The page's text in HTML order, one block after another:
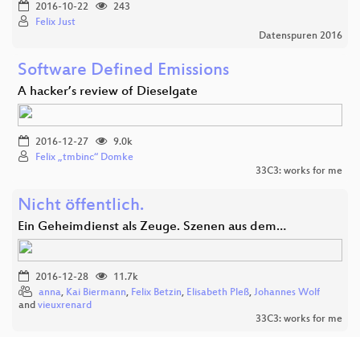
2016-10-22
243
Felix Just
Datenspuren 2016
Software Defined Emissions
A hacker’s review of Dieselgate
2016-12-27
9.0k
Felix „tmbinc“ Domke
33C3: works for me
Nicht öffentlich.
Ein Geheimdienst als Zeuge. Szenen aus dem…
2016-12-28
11.7k
anna, Kai Biermann, Felix Betzin, Elisabeth Pleß, Johannes Wolf
and vieuxrenard
33C3: works for me